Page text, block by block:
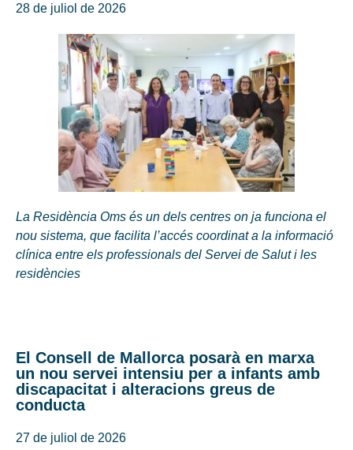
28 de juliol de 2026
La Residència Oms és un dels centres on ja funciona el
nou sistema, que facilita l’accés coordinat a la informació
clínica entre els professionals del Servei de Salut i les
residències
El Consell de Mallorca posarà en marxa
un nou servei intensiu per a infants amb
discapacitat i alteracions greus de
conducta
27 de juliol de 2026